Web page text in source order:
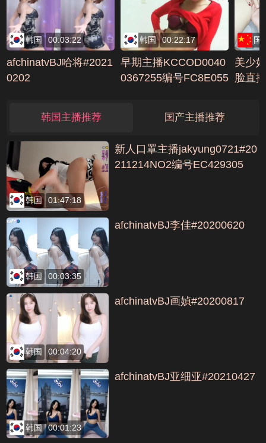
韩国 00:03:22
afchinatvBJ哈将#2021
0202
韩国 00:22:17
早期主播KCCOD0040
0367255编号FC8E055
国
美少
脸直
韩国主播推荐 国产主播推荐
韩国 01:47:18
新人口罩主播jakyung0721#20
211214NO2编号EC429305
韩国 00:03:35
afchinatvBJ李佳#20200620
韩国 00:04:20
afchinatvBJ画媜#20200817
韩国 00:01:23
afchinatvBJ亚细亚#20210427